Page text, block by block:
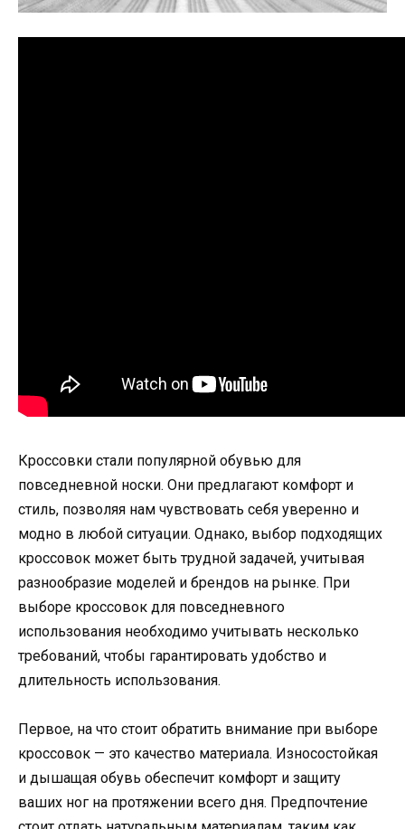
Кроссовки стали популярной обувью для
повседневной носки. Они предлагают комфорт и
стиль, позволяя нам чувствовать себя уверенно и
модно в любой ситуации. Однако, выбор подходящих
кроссовок может быть трудной задачей, учитывая
разнообразие моделей и брендов на рынке. При
выборе кроссовок для повседневного
использования необходимо учитывать несколько
требований, чтобы гарантировать удобство и
длительность использования.
Первое, на что стоит обратить внимание при выборе
кроссовок — это качество материала. Износостойкая
и дышащая обувь обеспечит комфорт и защиту
ваших ног на протяжении всего дня. Предпочтение